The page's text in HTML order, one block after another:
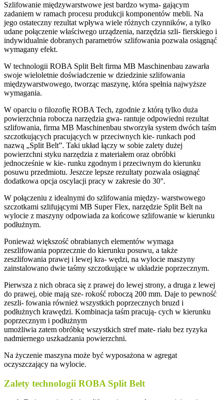
Szlifowanie międzywarstwowe jest bardzo wyma- gającym
zadaniem w ramach procesu produkcji komponentów mebli. Na
jego ostateczny rezultat wpływa wiele różnych czynników, a tylko
udane połączenie właściwego urządzenia, narzędzia szli- fierskiego i
indywidualnie dobranych parametrów szlifowania pozwala osiągnąć
wymagany efekt.
W technologii ROBA Split Belt firma MB Maschinenbau zawarła
swoje wieloletnie doświadczenie w dziedzinie szlifowania
międzywarstwowego, tworząc maszynę, która spełnia najwyższe
wymagania.
W oparciu o filozofię ROBA Tech, zgodnie z którą tylko duża
powierzchnia robocza narzędzia gwa- rantuje odpowiedni rezultat
szlifowania, firma MB Maschinenbau stworzyła system dwóch taśm
szczotkujących pracujących w przeciwnych kie- runkach pod
nazwą „Split Belt”. Taki układ łączy w sobie zalety dużej
powierzchni styku narzędzia z materiałem oraz obróbki
jednocześnie w kie- runku zgodnym i przeciwnym do kierunku
posuwu przedmiotu. Jeszcze lepsze rezultaty pozwala osiągnąć
dodatkowa opcja oscylacji pracy w zakresie do 30°.
W połączeniu z idealnymi do szlifowania między- warstwowego
szczotkami szlifującymi MB Super Flex, narzędzie Split Belt na
wylocie z maszyny odpowiada za końcowe szlifowanie w kierunku
podłużnym.
Ponieważ większość obrabianych elementów wymaga
zeszlifowania poprzecznie do kierunku posuwu, a także
zeszlifowania prawej i lewej kra- wędzi, na wylocie maszyny
zainstalowano dwie taśmy szczotkujące w układzie poprzecznym.
Pierwsza z nich obraca się z prawej do lewej strony, a druga z lewej
do prawej, obie mają sze- rokość roboczą 200 mm. Daje to pewność
zeszli- fowania również wszystkich poprzecznych bruzd i
podłużnych krawędzi. Kombinacja taśm pracują- cych w kierunku
poprzecznym i podłużnym
umożliwia zatem obróbkę wszystkich stref mate- riału bez ryzyka
nadmiernego uszkadzania powierzchni.
Na życzenie maszyna może być wyposażona w agregat
oczyszczający na wylocie.
Zalety technologii ROBA Split Belt